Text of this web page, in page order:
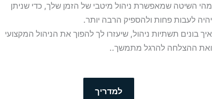
מהי השיטה שמאפשרת ניהול מיטבי של הזמן שלך, כדי שניתן
יהיה לעבות פחות ולהספיק הרבה יותר.
איך בונים תשתיות ניהול, שיעזרו לך להפוך את הניהול המקצועי
ואת ההצלחה להרגל מתמשך..
למדריך